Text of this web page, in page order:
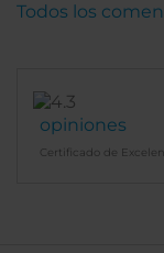
opiniones
Certificado de
Todos los